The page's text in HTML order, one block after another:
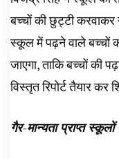
बच्चों की छुट्टी करवाकर
स्कूल में पढ़ने वाले बच्चों
जाएगा, ताकि बच्चों की
विस्तृत रिपोर्ट तैयार कर
गैर-मान्यता प्राप्त